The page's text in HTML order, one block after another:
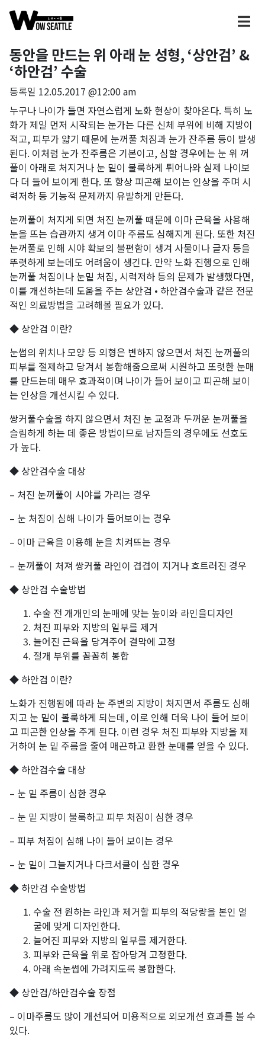
동안을 만드는 위 아래 눈 성형, ‘상안검’ &
‘하안검’ 수술
등록일 12.05.2017 @12:00 am
누구나 나이가 들면 자연스럽게 노화 현상이 찾아온다. 특히 노
화가 제일 먼저 시작되는 눈가는 다른 신체 부위에 비해 지방이
적고, 피부가 얇기 때문에 눈꺼풀 처짐과 눈가 잔주름 등이 발생
된다. 이처럼 눈가 잔주름은 기본이고, 심할 경우에는 눈 위 꺼
풀이 아래로 처지거나 눈 밑이 불룩하게 튀어나와 실제 나이보
다 더 들어 보이게 한다. 또 항상 피곤해 보이는 인상을 주며 시
력저하 등 기능적 문제까지 유발하게 만든다.
눈꺼풀이 처지게 되면 처진 눈꺼풀 때문에 이마 근육을 사용해
눈을 뜨는 습관까지 생겨 이마 주름도 심해지게 된다. 또한 처진
눈꺼풀로 인해 시야 확보의 불편함이 생겨 사물이나 글자 등을
뚜렷하게 보는데도 어려움이 생긴다. 만약 노화 진행으로 인해
눈꺼풀 처짐이나 눈밑 처짐, 시력저하 등의 문제가 발생했다면,
이를 개선하는데 도움을 주는 상안검 • 하안검수술과 같은 전문
적인 의료방법을 고려해볼 필요가 있다.
◆ 상안검 이란?
눈썹의 위치나 모양 등 외형은 변하지 않으면서 처진 눈꺼풀의
피부를 절제하고 당겨서 봉합해줌으로써 시원하고 또렷한 눈매
를 만드는데 매우 효과적이며 나이가 들어 보이고 피곤해 보이
는 인상을 개선시킬 수 있다.
쌍커풀수술을 하지 않으면서 처진 눈 교정과 두꺼운 눈꺼풀을
슬림하게 하는 데 좋은 방법이므로 남자들의 경우에도 선호도
가 높다.
◆ 상안검수술 대상
– 처진 눈꺼풀이 시야를 가리는 경우
– 눈 처짐이 심해 나이가 들어보이는 경우
– 이마 근육을 이용해 눈을 치켜뜨는 경우
– 눈꺼풀이 처져 쌍커풀 라인이 겹겹이 지거나 흐트러진 경우
◆ 상안검 수술방법
수술 전 개개인의 눈매에 맞는 높이와 라인을디자인
처진 피부와 지방의 일부를 제거
늘어진 근육을 당겨주어 결막에 고정
절개 부위를 꼼꼼히 봉합
◆ 하안검 이란?
노화가 진행됨에 따라 눈 주변의 지방이 처지면서 주름도 심해
지고 눈 밑이 볼룩하게 되는데, 이로 인해 더욱 나이 들어 보이
고 피곤한 인상을 주게 된다. 이런 경우 처진 피부와 지방을 제
거하여 눈 밑 주름을 줄여 매끈하고 환한 눈매를 얻을 수 있다.
◆ 하안검수술 대상
– 눈 밑 주름이 심한 경우
– 눈 밑 지방이 불룩하고 피부 처짐이 심한 경우
– 피부 처짐이 심해 나이 들어 보이는 경우
– 눈 밑이 그늘지거나 다크서클이 심한 경우
◆ 하안검 수술방법
수술 전 원하는 라인과 제거할 피부의 적당량을 본인 얼
굴에 맞게 디자인한다.
늘어진 피부와 지방의 일부를 제거한다.
피부와 근육을 위로 잡아당겨 고정한다.
아래 속눈썹에 가려지도록 봉합한다.
◆ 상안검/하안검수술 장점
– 이마주름도 많이 개선되어 미용적으로 외모개선 효과를 볼 수
있다.